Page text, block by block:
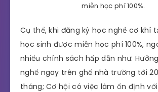
miễn học phí 100%.
Cụ thể, khi đăng ký học nghề cơ khí
học sinh được miễn học phí 100%,
nhiều chính sách hấp dẫn như:
nghề ngay trên ghế nhà trường tới
tháng; Cơ hội có việc làm ổn định